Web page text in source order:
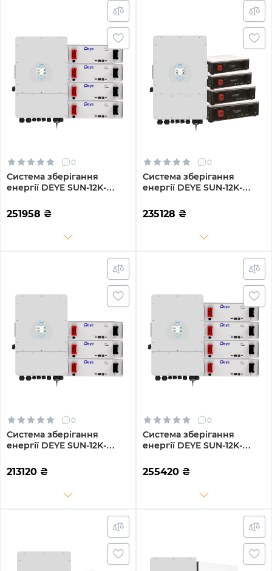
0
Система зберігання
енергії DEYE SUN-12K-
4DE20.48K-LFP 12000W
20.48kh 4BAT LiFePO4
251958 ₴
0
Система зберігання
енергії DEYE SUN-12K-
4DY20.48K-LFP-W 12000W
20.48kh 4BAT LiFePO4
235128 ₴
0
Система зберігання
енергії DEYE SUN-12K-
12000W 15.36kh 3BAT
LiFePO4 6000 циклів
213120 ₴
0
Система зберігання
енергії DEYE SUN-12K-
LFP 12000W 20.48kh 4BAT
LiFePO4 6000 циклів
255420 ₴